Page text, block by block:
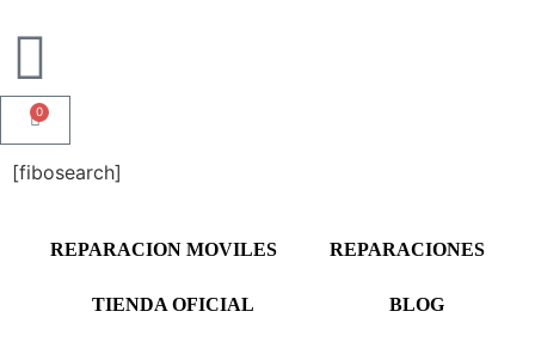
0
[fibosearch]
REPARACION MOVILES REPARACIONES
TIENDA OFICIAL BLOG